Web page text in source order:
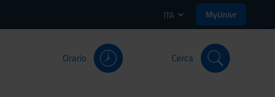
ITA MyUnivr
Orario Cerca